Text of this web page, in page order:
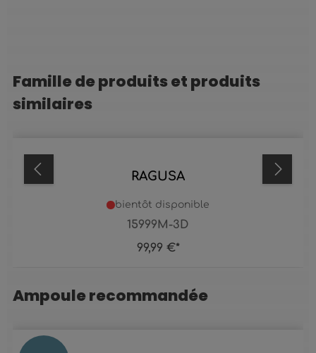
Ignorer la galerie de produits
Famille de produits et produits
similaires
RAGUSA
15999M-3D
bientôt disponible
99,99 €*
Ignorer la galerie de produits
Ampoule recommandée